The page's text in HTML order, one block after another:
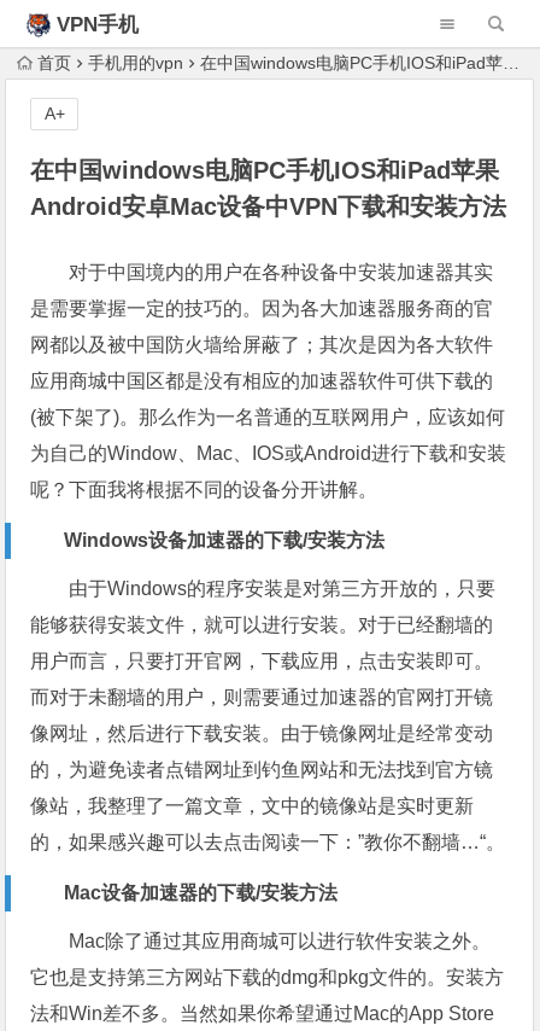
VPN手机
首页 手机用的vpn 在中国windows电脑PC手机IOS和iPad苹果Android安卓Mac设备中VPN下载和安装方法
在中国windows电脑PC手机IOS和iPad苹果
Android安卓Mac设备中VPN下载和安装方法
A+
对于中国境内的用户在各种设备中安装加速器其实
是需要掌握一定的技巧的。因为各大加速器服务商的官
网都以及被中国防火墙给屏蔽了；其次是因为各大软件
应用商城中国区都是没有相应的加速器软件可供下载的
(被下架了)。那么作为一名普通的互联网用户，应该如何
为自己的Window、Mac、IOS或Android进行下载和安装
呢？下面我将根据不同的设备分开讲解。
Windows设备加速器的下载/安装方法
由于Windows的程序安装是对第三方开放的，只要
能够获得安装文件，就可以进行安装。对于已经翻墙的
用户而言，只要打开官网，下载应用，点击安装即可。
而对于未翻墙的用户，则需要通过加速器的官网打开镜
像网址，然后进行下载安装。由于镜像网址是经常变动
的，为避免读者点错网址到钓鱼网站和无法找到官方镜
像站，我整理了一篇文章，文中的镜像站是实时更新
的，如果感兴趣可以去点击阅读一下：”教你不翻墙…“。
Mac设备加速器的下载/安装方法
Mac除了通过其应用商城可以进行软件安装之外。
它也是支持第三方网站下载的dmg和pkg文件的。安装方
法和Win差不多。当然如果你希望通过Mac的App Store